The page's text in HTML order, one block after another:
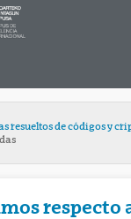
resueltos de códigos y
respecto